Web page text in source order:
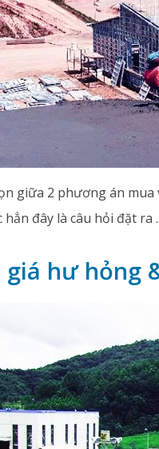
giữa 2 phương án mua
hẳn đây là câu hỏi đặt ra
hư hỏng